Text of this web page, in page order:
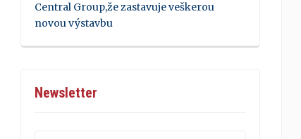
Central Group,že zastavuje veškerou
novou výstavbu
Newsletter